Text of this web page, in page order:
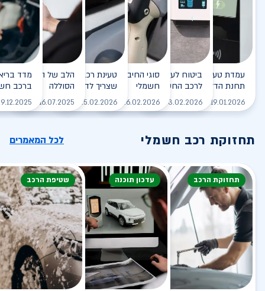
עמדת טעינה - הסוף של
תחנת הדלק?
19.01.2026 לקריאה
ביטוח לעמדת טעינה ביתית
לרכב החשמלי
03.02.2026 לקריאה
סוגי החיבורים לטעינת רכב
חשמלי
26.02.2026 לקריאה
טעינת רכב חשמלי - כל מה
שצריך לדעת
25.02.2026 לקריאה
הלב של הרכב
הסוללה
16.07.2025
ברכב
תחזוקת רכב חשמלי לכל המאמרים
תחזוקת הרכב עדכון תוכנה שטיפת הרכב